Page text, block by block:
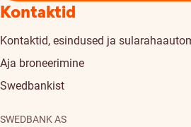
Kontaktid
Kontaktid, esindused ja
Aja broneerimine
Swedbankist
SWEDBANK AS